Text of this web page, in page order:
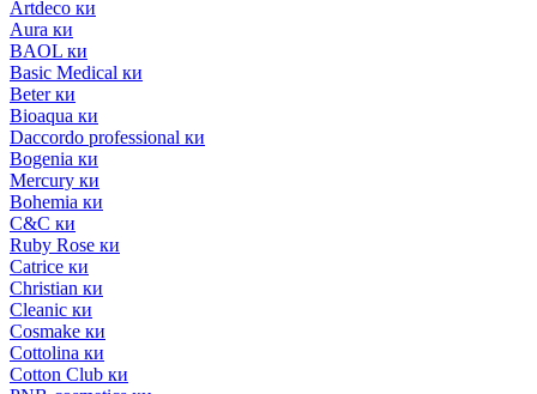
Artdeco ки
Aura ки
BAOL ки
Basic Medical ки
Beter ки
Bioaqua ки
Daccordo professional ки
Bogenia ки
Mercury ки
Bohemia ки
C&C ки
Ruby Rose ки
Catrice ки
Christian ки
Cleanic ки
Cosmake ки
Cottolina ки
Cotton Club ки